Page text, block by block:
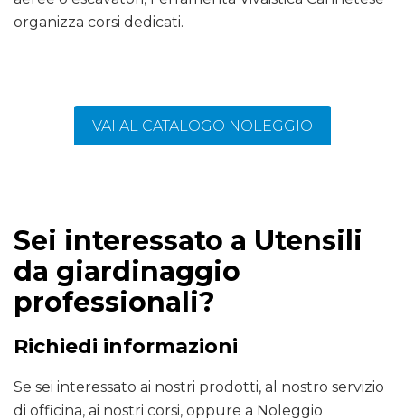
organizza corsi dedicati.
VAI AL CATALOGO NOLEGGIO
Sei interessato a Utensili
da giardinaggio
professionali?
Richiedi informazioni
Se sei interessato ai nostri prodotti, al nostro servizio
di officina, ai nostri corsi, oppure a Noleggio